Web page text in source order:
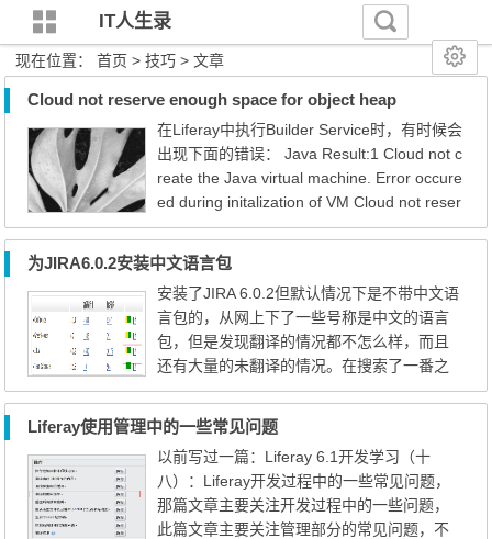
IT人生录
现在位置：首页 > 技巧 > 文章
Cloud not reserve enough space for object heap
在Liferay中执行Builder Service时，有时候会
出现下面的错误： Java Result:1 Cloud not c
reate the Java virtual machine. Error occure
ed during initalization of VM Cloud not reser
ve enough space for object heap 此问题的
原因在编译的时候为JVM分配的内存大于了
剩余的物理内存大小。本质原因就是物理内
存太小了。解决方法就有两个： 加大物理内
在 1、直接升级电脑，添加内存。 2、如果内
存够大...
为JIRA6.0.2安装中文语言包
安装了JIRA 6.0.2但默认情况下是不带中文语
言包的，从网上下了一些号称是中文的语言
包，但是发现翻译的情况都不怎么样，而且
还有大量的未翻译的情况。在搜索了一番之
后，发现官方提供的有中文的语言包，现在
的完成度大概为61%（自己之前还想着自己
写插件呢，汗颜~）。 官方的合作翻译平台：
https://translations.atlassian.com/dashboar
d/dashboard 点击如下图所示的位置，在弹
出的页面中，点击下载语言包...
Liferay使用管理中的一些常见问题
以前写过一篇：Liferay 6.1开发学习（十
八）：Liferay开发过程中的一些常见问题，
那篇文章主要关注开发过程中的一些问题，
此篇文章主要关注管理部分的常见问题，不